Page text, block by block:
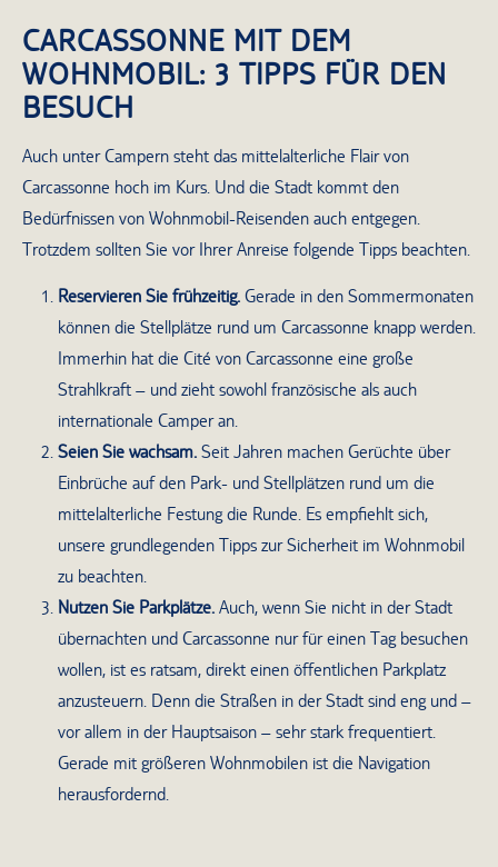
CARCASSONNE MIT DEM
WOHNMOBIL: 3 TIPPS FÜR DEN
BESUCH
Auch unter Campern steht das mittelalterliche Flair von
Carcassonne hoch im Kurs. Und die Stadt kommt den
Bedürfnissen von Wohnmobil-Reisenden auch entgegen.
Trotzdem sollten Sie vor Ihrer Anreise folgende Tipps beachten.
Reservieren Sie frühzeitig. Gerade in den Sommermonaten
können die Stellplätze rund um Carcassonne knapp werden.
Immerhin hat die Cité von Carcassonne eine große
Strahlkraft – und zieht sowohl französische als auch
internationale Camper an.
Seien Sie wachsam. Seit Jahren machen Gerüchte über
Einbrüche auf den Park- und Stellplätzen rund um die
mittelalterliche Festung die Runde. Es empfiehlt sich,
unsere grundlegenden Tipps zur Sicherheit im Wohnmobil
zu beachten.
Nutzen Sie Parkplätze. Auch, wenn Sie nicht in der Stadt
übernachten und Carcassonne nur für einen Tag besuchen
wollen, ist es ratsam, direkt einen öffentlichen Parkplatz
anzusteuern. Denn die Straßen in der Stadt sind eng und –
vor allem in der Hauptsaison – sehr stark frequentiert.
Gerade mit größeren Wohnmobilen ist die Navigation
herausfordernd.